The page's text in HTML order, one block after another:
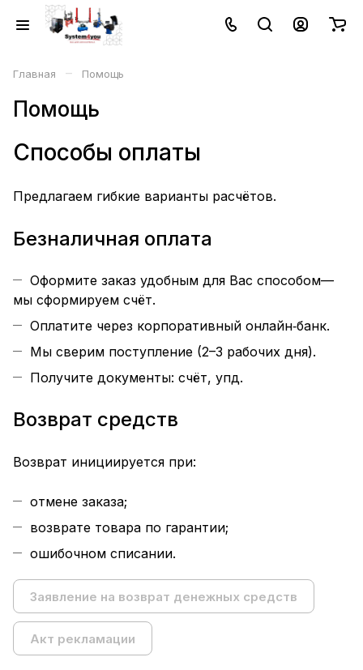
Главная – Помощь
Помощь
Способы оплаты
Предлагаем гибкие варианты расчётов.
Безналичная оплата
Оформите заказ удобным для Вас способом—
мы сформируем счёт.
Оплатите через корпоративный онлайн‑банк.
Мы сверим поступление (2–3 рабочих дня).
Получите документы: счёт, упд.
Возврат средств
Возврат инициируется при:
отмене заказа;
возврате товара по гарантии;
ошибочном списании.
Заявление на возврат денежных средств
Акт рекламации